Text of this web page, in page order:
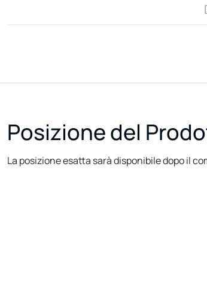
Posizione del
La posizione esatta sarà disponibile dopo il